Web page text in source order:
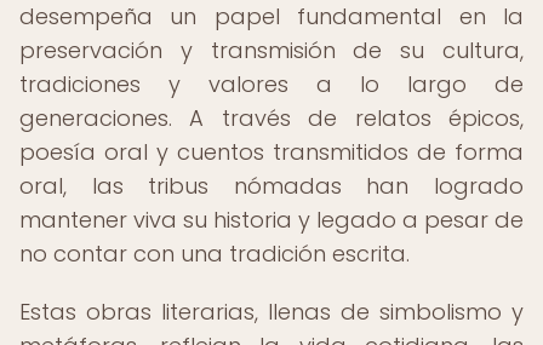
desempeña un papel fundamental en la
preservación y transmisión de su cultura,
tradiciones y valores a lo largo de
generaciones. A través de relatos épicos,
poesía oral y cuentos transmitidos de forma
oral, las tribus nómadas han logrado
mantener viva su historia y legado a pesar de
no contar con una tradición escrita.
Estas obras literarias, llenas de simbolismo y